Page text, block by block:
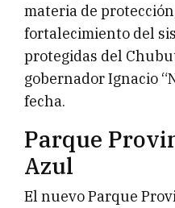
materia de
fortalecimiento del
protegidas del
gobernador Ignacio
fecha.
Parque
Azul
El nuevo Parque